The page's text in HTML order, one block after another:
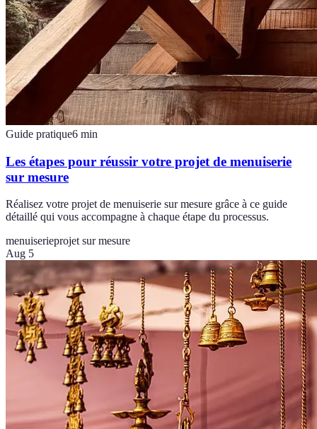
Guide pratique6 min
Les étapes pour réussir votre projet de menuiserie
sur mesure
Réalisez votre projet de menuiserie sur mesure grâce à ce guide
détaillé qui vous accompagne à chaque étape du processus.
menuiserieprojet sur mesure
Aug 5